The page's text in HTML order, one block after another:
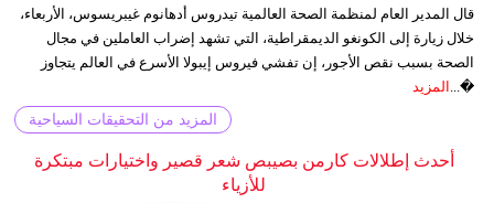
قال المدير العام لمنظمة الصحة العالمية تيدروس أدهانوم غيبريسوس، الأربعاء،
خلال زيارة إلى الكونغو الديمقراطية، التي تشهد إضراب العاملين في مجال
الصحة بسبب نقص الأجور، إن تفشي فيروس إيبولا الأسرع في العالم يتجاوز
�...
المزيد
المزيد من التحقيقات السياحية
أحدث إطلالات كارمن بصيبص شعر قصير واختيارات مبتكرة
للأزياء